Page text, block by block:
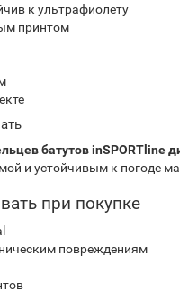
к ультрафиолету
принтом
батутов inSPORTline
и устойчивым к погоде
при покупке
повреждениям